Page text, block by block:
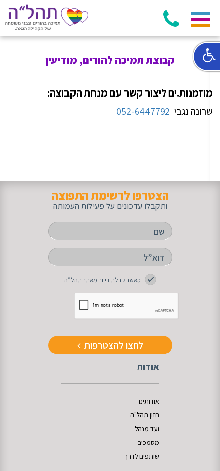
קבוצת תמיכה להורים, מודיעין
מוזמנות.ים ליצור קשר עם מנחת הקבוצה:
שרונה נגבי 052-6447792
הצטרפו לרשימת התפוצה
ותקבלו עדכונים על פעילות העמותה
מאשר קבלת דיוור מאתר תהל”ה
לחצו להצטרפות
אודות
אודותינו
חזון תהל"ה
ועד מנהל
מסמכים
שותפים לדרך